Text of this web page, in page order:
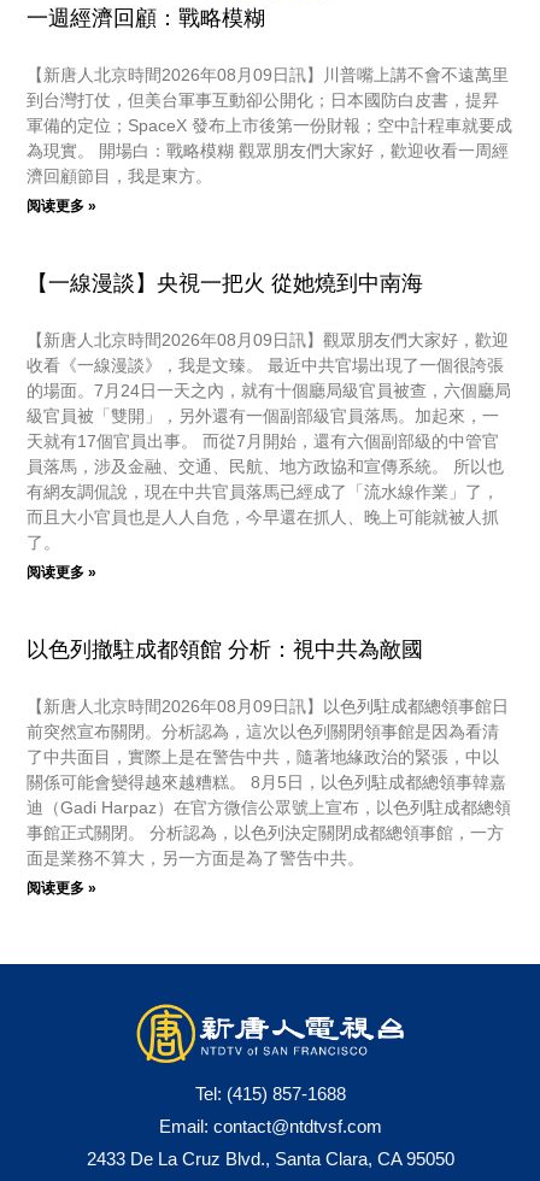
一週經濟回顧：戰略模糊
【新唐人北京時間2026年08月09日訊】川普嘴上講不會不遠萬里
到台灣打仗，但美台軍事互動卻公開化；日本國防白皮書，提昇
軍備的定位；SpaceX 發布上市後第一份財報；空中計程車就要成
為現實。 開場白：戰略模糊 觀眾朋友們大家好，歡迎收看一周經
濟回顧節目，我是東方。
阅读更多 »
【一線漫談】央視一把火 從她燒到中南海
【新唐人北京時間2026年08月09日訊】觀眾朋友們大家好，歡迎
收看《一線漫談》，我是文臻。 最近中共官場出現了一個很誇張
的場面。7月24日一天之內，就有十個廳局級官員被查，六個廳局
級官員被「雙開」，另外還有一個副部級官員落馬。加起來，一
天就有17個官員出事。 而從7月開始，還有六個副部級的中管官
員落馬，涉及金融、交通、民航、地方政協和宣傳系統。 所以也
有網友調侃說，現在中共官員落馬已經成了「流水線作業」了，
而且大小官員也是人人自危，今早還在抓人、晚上可能就被人抓
了。
阅读更多 »
以色列撤駐成都領館 分析：視中共為敵國
【新唐人北京時間2026年08月09日訊】以色列駐成都總領事館日
前突然宣布關閉。分析認為，這次以色列關閉領事館是因為看清
了中共面目，實際上是在警告中共，隨著地緣政治的緊張，中以
關係可能會變得越來越糟糕。 8月5日，以色列駐成都總領事韓嘉
迪（Gadi Harpaz）在官方微信公眾號上宣布，以色列駐成都總領
事館正式關閉。 分析認為，以色列決定關閉成都總領事館，一方
面是業務不算大，另一方面是為了警告中共。
阅读更多 »
Tel: (415) 857-1688
Email: contact@ntdtvsf.com
2433 De La Cruz Blvd., Santa Clara, CA 95050